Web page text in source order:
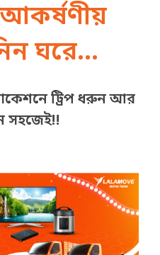
আকর্ষণীয়
ঘরে...
ট্রিপ ধরুন আর